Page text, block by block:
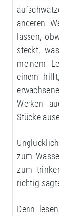
anderen
lassen,
steckt,
meinem
einem
Werken
Stücke
zum
zum
richtig
Denn